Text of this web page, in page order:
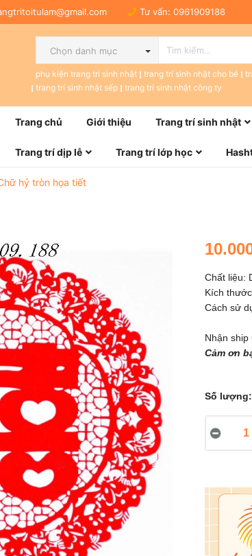
Tư vấn: 0961909188
Chọn danh mục
phụ kiện trang trí sinh nhật trang trí sinh nhật cho bé
trang trí sinh nhật sếp
trang trí sinh nhật công ty
Trang chủ Giới thiệu Trang trí sinh nhật
Trang trí dịp lễ Trang trí lớp học
hỷ tròn họa tiết
Chất liệu:
Kích
Cách sử
Nhận ship
Cảm ơn
Số lượng: